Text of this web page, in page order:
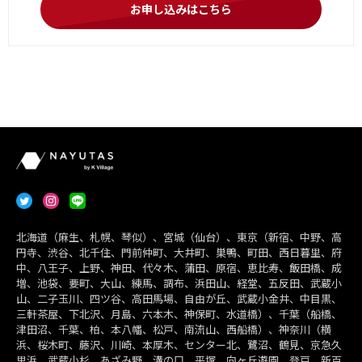
お申し込みはこちら
北海道（麻生、札幌、琴似）、宮城（仙台）、東京（新宿、中野、高
円寺、渋谷、北千住、門前仲町、大井町、巣鴨、町田、西日暮里、府
中、八王子、上野、神田、代々木、蒲田、原宿、恵比寿、飯田橋、成
増、池袋、要町、大山、練馬、調布、浜田山、経堂、五反田、武蔵小
山、二子玉川、四ツ谷、高田馬場、自由が丘、武蔵小金井、中目黒、
三軒茶屋、下北沢、月島、六本木、神保町、水道橋）、千葉（船橋、
津田沼、千葉、柏、本八幡、松戸、南流山、西船橋）、神奈川（横
浜、桜木町、藤沢、川崎、本厚木、センター北、鷺沼、鶴見、京急久